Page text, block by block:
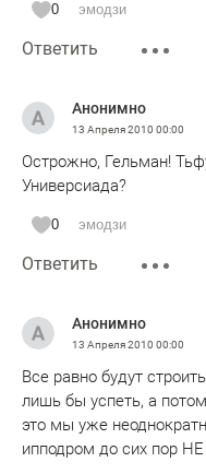
0 эмодзи
Ответить
Анонимно
13 Апреля 2010 00:00
Острожно, Гельман!
Универсиада?
0 эмодзи
Ответить
Анонимно
13 Апреля 2010 00:00
Все равно будут
лишь бы успеть, а
это мы уже
ипподром до сих пор